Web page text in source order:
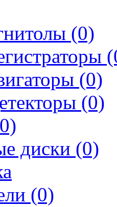
(0)
(0)
(0)
диски (0)
(0)